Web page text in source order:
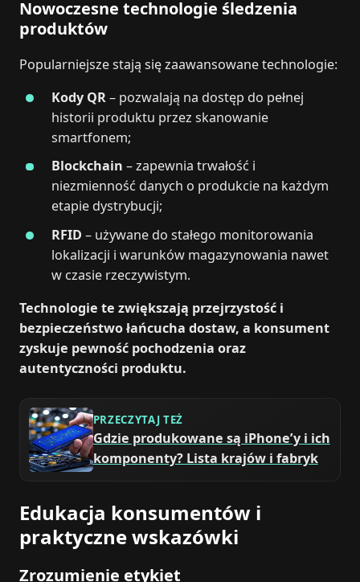
Nowoczesne technologie śledzenia
produktów
Popularniejsze stają się zaawansowane technologie:
Kody QR– pozwalają na dostęp do pełnej
historii produktu przez skanowanie
smartfonem;
Blockchain – zapewnia trwałość i
niezmienność danych o produkcie na każdym
etapie dystrybucji;
RFID – używane do stałego monitorowania
lokalizacji i warunków magazynowania nawet
w czasie rzeczywistym.
Technologie te zwiększają przejrzystość i
bezpieczeństwo łańcucha dostaw, a konsument
zyskuje pewność pochodzenia oraz
autentyczności produktu.
PRZECZYTAJ TEŻ
Gdzie produkowane są iPhone’y i ich
komponenty? Lista krajów i fabryk
Edukacja konsumentów i
praktyczne wskazówki
Zrozumienie etykiet